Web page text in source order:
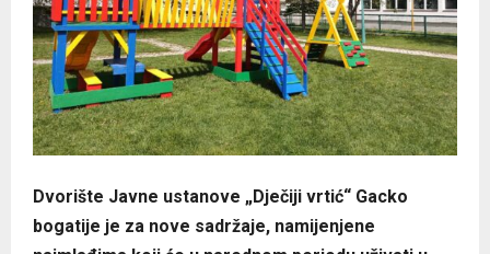
Dvorište Javne ustanove „Dječiji vrtić“ Gacko
bogatije je za nove sadržaje, namijenjene